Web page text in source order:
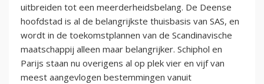
uitbreiden tot een meerderheidsbelang. De Deense
hoofdstad is al de belangrijkste thuisbasis van SAS, en
wordt in de toekomstplannen van de Scandinavische
maatschappij alleen maar belangrijker. Schiphol en
Parijs staan nu overigens al op plek vier en vijf van
meest aangevlogen bestemmingen vanuit